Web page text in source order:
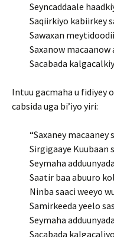
Seyncaddaale
Saqiirkiyo kabiirkey
Sawaxan
Saxanow macaanow
Sacabada
Intuu gacmaha u fidiyey
cabsida uga bi’iyo yiri:
“Saxaney macaaney
Sirgigaaye Kuubaan
Seymaha
Saatir baa abuuro
Ninba saaci weeyo
Samirkeeda yeelo
Seymaha
Sacabada